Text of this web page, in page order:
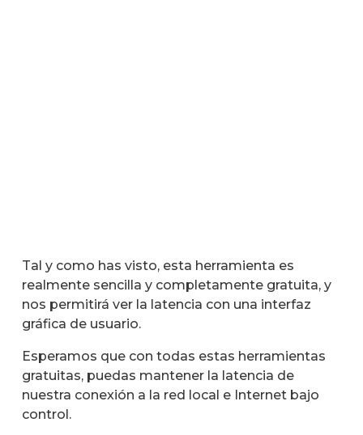
Tal y como has visto, esta herramienta es
realmente sencilla y completamente gratuita, y
nos permitirá ver la latencia con una interfaz
gráfica de usuario.
Esperamos que con todas estas herramientas
gratuitas, puedas mantener la latencia de
nuestra conexión a la red local e Internet bajo
control.